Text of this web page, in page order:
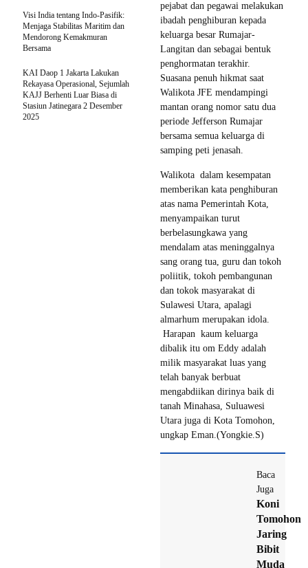
pejabat dan pegawai melakukan
ibadah penghiburan kepada
keluarga besar Rumajar-
Langitan dan sebagai bentuk
penghormatan terakhir.
Suasana penuh hikmat saat
Walikota JFE mendampingi
mantan orang nomor satu dua
periode Jefferson Rumajar
bersama semua keluarga di
samping peti jenasah.
Walikota dalam kesempatan
memberikan kata penghiburan
atas nama Pemerintah Kota,
menyampaikan turut
berbelasungkawa yang
mendalam atas meninggalnya
sang orang tua, guru dan tokoh
poliitik, tokoh pembangunan
dan tokok masyarakat di
Sulawesi Utara, apalagi
almarhum merupakan idola.
Harapan kaum keluarga
dibalik itu om Eddy adalah
milik masyarakat luas yang
telah banyak berbuat
mengabdiikan dirinya baik di
tanah Minahasa, Suluawesi
Utara juga di Kota Tomohon,
ungkap Eman.(Yongkie.S)
Baca
Juga
Koni
Tomohon
Jaring
Bibit
Muda
Visi India tentang Indo-Pasifik:
Menjaga Stabilitas Maritim dan
Mendorong Kemakmuran
Bersama
KAI Daop 1 Jakarta Lakukan
Rekayasa Operasional, Sejumlah
KAJJ Berhenti Luar Biasa di
Stasiun Jatinegara 2 Desember
2025